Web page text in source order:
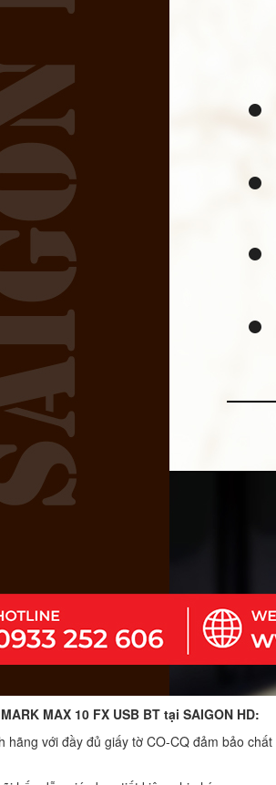
MAX 10 FX USB BT tại SAIGON HD:
hãng với đầy đủ giấy tờ CO-CQ đảm bảo chất